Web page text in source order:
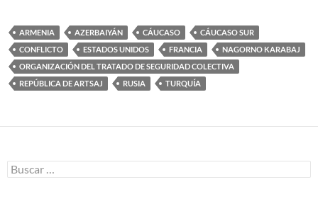
ARMENIA AZERBAIYÁN CÁUCASO
CÁUCASO SUR
CONFLICTO
ESTADOS UNIDOS FRANCIA
NAGORNO KARABAJ
ORGANIZACIÓN DEL TRATADO DE SEGURIDAD COLECTIVA
REPÚBLICA DE ARTSAJ
RUSIA TURQUÍA
Buscar: